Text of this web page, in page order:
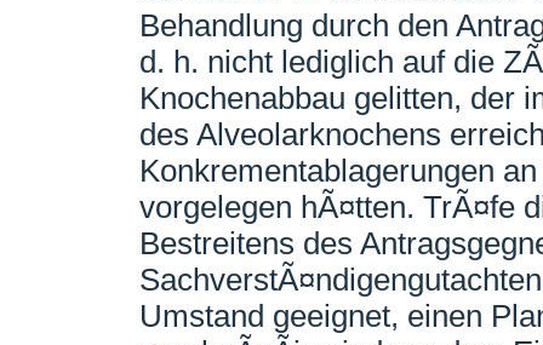
Behandlung durch den
d. h. nicht lediglich auf die
Knochenabbau gelitten, der
des Alveolarknochens
Konkrementablagerungen
vorgelegen hÃ¤tten. TrÃ¤fe
Bestreitens des
Umstand geeignet, einen